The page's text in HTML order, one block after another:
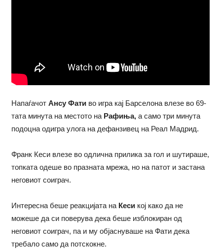
Напаѓачот Ансу Фативо игра кај Барселона влезе во 69-
тата минута на местото наРафиња,а само три минута
подоцна одигра улога на дефанзивец на Реал Мадрид.
Франк Кеси влезе во одлична прилика за гол и шутираше,
топката одеше во празната мрежа, но на патот и застана
неговиот соиграч.
Интересна беше реакцијата на Кеси кој како да не
можеше да си поверува дека беше изблокиран од
неговиот соиграч, па и му објаснуваше на Фати дека
требало само да потскокне.